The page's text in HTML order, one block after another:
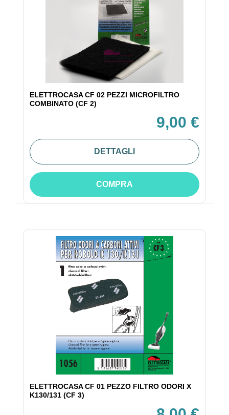
ELETTROCASA CF 02 PEZZI MICROFILTRO
COMBINATO (CF 2)
9,00 €
DETTAGLI
COMPRA
ELETTROCASA CF 01 PEZZO FILTRO ODORI X
K130/131 (CF 3)